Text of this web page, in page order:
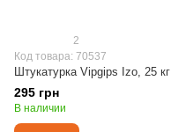
2
Код товара: 70537
Штукатурка Vipgips Izo, 25 кг
295 грн
В наличии